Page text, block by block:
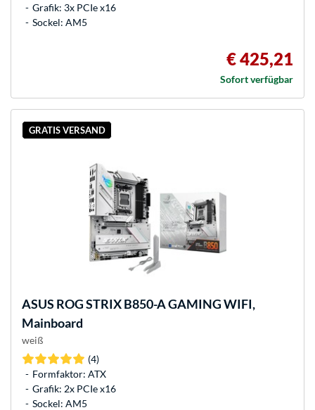
Grafik: 3x PCIe x16
Sockel: AM5
€ 425,21
Sofort verfügbar
GRATIS VERSAND
ASUS ROG STRIX B850-A GAMING WIFI,
Mainboard
weiß
(4)
Formfaktor: ATX
Grafik: 2x PCIe x16
Sockel: AM5